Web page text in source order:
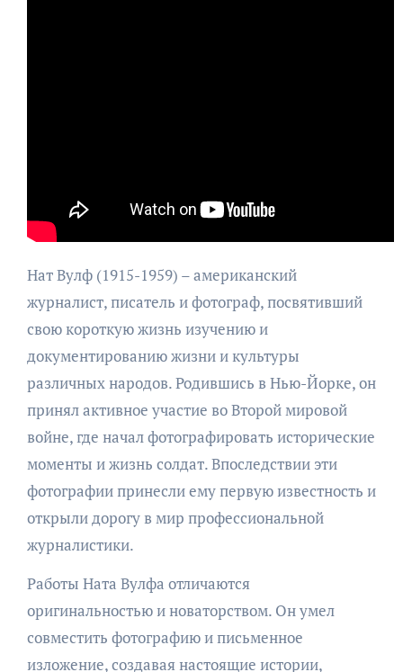
Нат Вулф (1915-1959) – американский
журналист, писатель и фотограф, посвятивший
свою короткую жизнь изучению и
документированию жизни и культуры
различных народов. Родившись в Нью-Йорке, он
принял активное участие во Второй мировой
войне, где начал фотографировать исторические
моменты и жизнь солдат. Впоследствии эти
фотографии принесли ему первую известность и
открыли дорогу в мир профессиональной
журналистики.
Работы Ната Вулфа отличаются
оригинальностью и новаторством. Он умел
совместить фотографию и письменное
изложение, создавая настоящие истории,